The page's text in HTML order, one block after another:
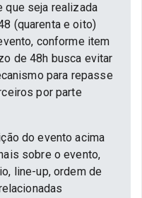
que seja realizada
(quarenta e oito)
conforme item
de 48h busca evitar
para repasse
por parte
do evento acima
sobre o evento,
line-up, ordem de